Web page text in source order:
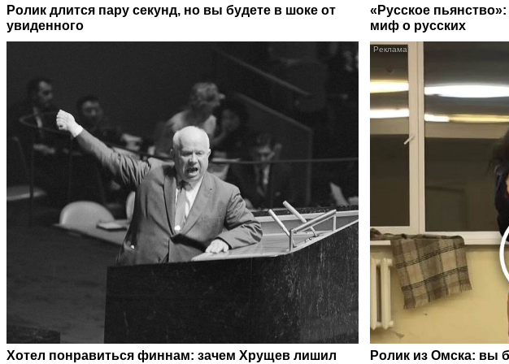
Ролик длится пару секунд, но вы будете в шоке от
увиденного
«Русское
миф о русских
Хотел понравиться финнам: зачем Хрущев лишил
Ролик из Омска: вы